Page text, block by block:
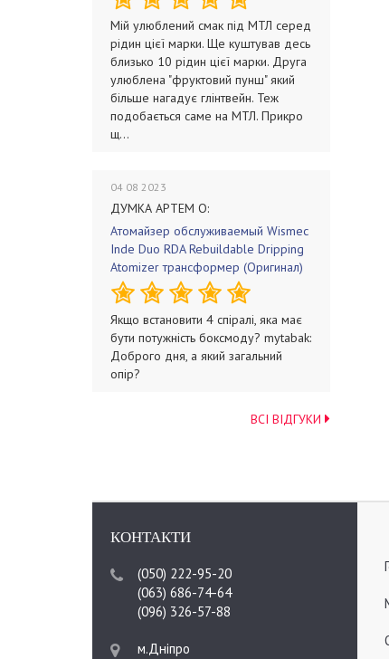
Мій улюблений смак під МТЛ серед
рідин цієї марки. Ще куштував десь
близько 10 рідин цієї марки. Друга
улюблена "фруктовий пунш" який
більше нагадує глінтвейн. Теж
подобається саме на МТЛ. Прикро
щ...
04 08 2023
ДУМКА АРТЕМ О:
Атомайзер обслуживаемый Wismec
Inde Duo RDA Rebuildable Dripping
Atomizer трансформер (Оригинал)
Якщо встановити 4 спіралі, яка має
бути потужність боксмоду? mytabak:
Доброго дня, а який загальний
опір?
ВСІ ВІДГУКИ
КОНТАКТИ
(050) 222-95-20
(063) 686-74-64
(096) 326-57-88
м.Дніпро